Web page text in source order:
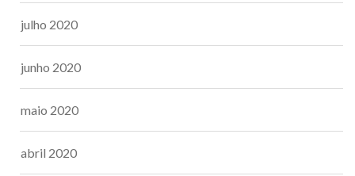
julho 2020
junho 2020
maio 2020
abril 2020